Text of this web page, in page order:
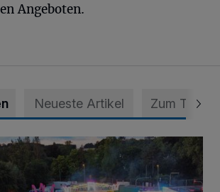
Angeboten.
Neueste Artikel Zum Thema
Programm